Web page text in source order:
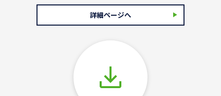
詳細ページへ